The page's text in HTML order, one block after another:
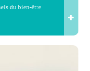
du bien-être